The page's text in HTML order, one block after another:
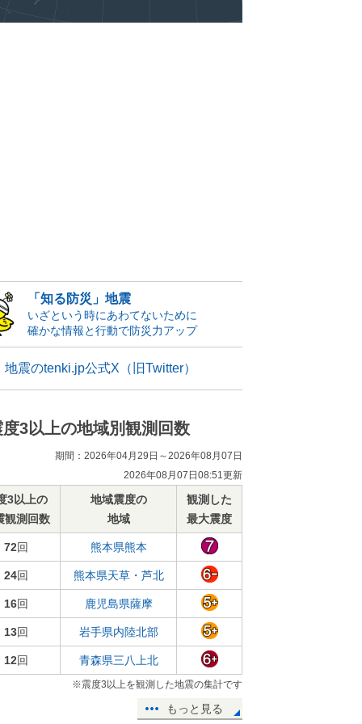
「知る防災」地震
いざという時にあわてないために
確かな情報と行動で防災力アップ
地震のtenki.jp公式X（旧Twitter）
度3以上の地域別観測回数
期間：2026年04月29日～2026年08月07日
2026年08月07日08:51更新
3以上の
観測回数
地域震度の
地域
観測した
最大震度
72回 熊本県熊本
24回 熊本県天草・芦北
16回 鹿児島県薩摩
13回 岩手県内陸北部
12回 青森県三八上北
※震度3以上を観測した地震の集計です
もっと見る